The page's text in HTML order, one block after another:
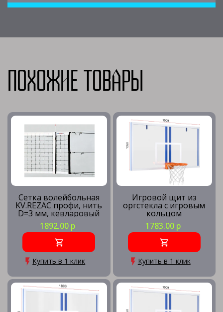
Похожие товары
Сетка волейбольная
KV.REZAC профи, нить
D=3 мм, кевларовый
трос
1892.00 р
Купить в 1 клик
Игровой щит из
оргстекла с игровым
кольцом
1783.00 р
Купить в 1 клик